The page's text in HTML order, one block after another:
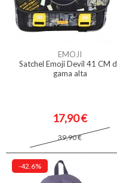
EMOJI
Satchel Emoji Devil 41 CM
gama alta
17,90 €
39,90 €
-42.6%